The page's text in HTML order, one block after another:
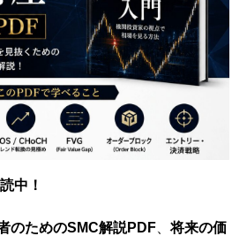
中！
のためのSMC解説PDF 、将来の価